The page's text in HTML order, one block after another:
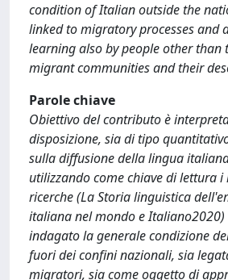
condition of Italian outside the
linked to migratory processes and
learning also by people other than
migrant communities and their
Parole chiave
Obiettivo del contributo è
disposizione, sia di tipo
sulla diffusione della lingua
utilizzando come chiave di lettura
ricerche (La Storia linguistica
italiana nel mondo e Italiano2020)
indagato la generale condizione
fuori dei confini nazionali, sia
migratori, sia come oggetto di